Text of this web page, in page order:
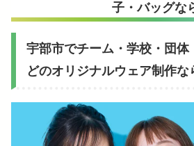
子・バッグな
宇部市でチーム・学校・団体
どのオリジナルウェア制作な